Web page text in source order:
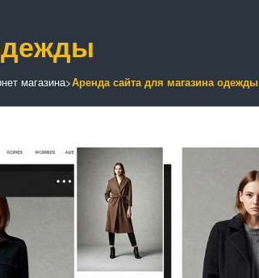
магазина>Аренда сайта для магазина одежды